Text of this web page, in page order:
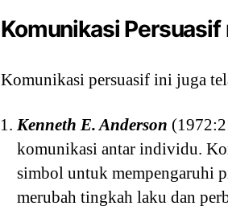
Komunikasi
Komunikasi persuasif ini juga
Kenneth E. Anderson
komunikasi antar individu.
simbol untuk mempengaruhi
merubah tingkah laku dan